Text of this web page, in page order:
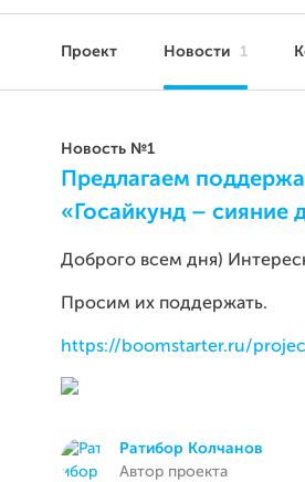
Проект Новости 1
Новость №1
Предлагаем
«Госайкунд – сияние
Доброго всем дня)
Просим их поддержать.
https://boomstarter.ru/
Ратибор Колчанов
Автор проекта